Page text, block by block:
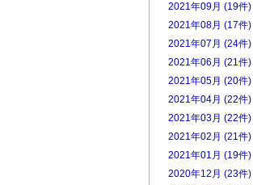
2021年09月 (19件)
2021年08月 (17件)
2021年07月 (24件)
2021年06月 (21件)
2021年05月 (20件)
2021年04月 (22件)
2021年03月 (22件)
2021年02月 (21件)
2021年01月 (19件)
2020年12月 (23件)